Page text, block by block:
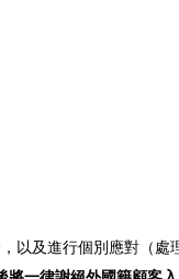
以及進行個別應對（處